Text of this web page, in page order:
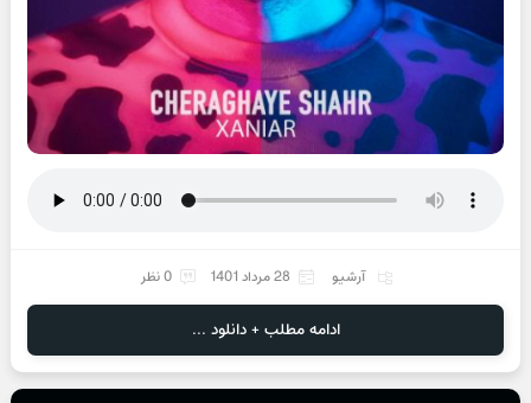
آرشیو 28 مرداد 1401 0 نظر
ادامه مطلب + دانلود ...